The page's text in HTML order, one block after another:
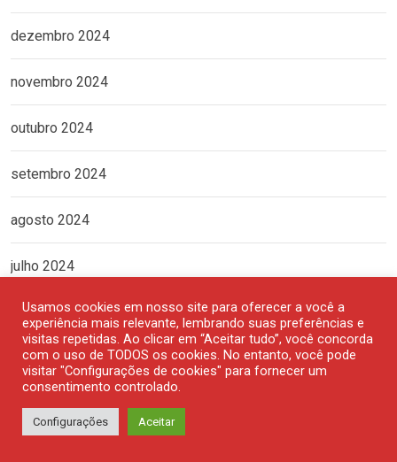
dezembro 2024
novembro 2024
outubro 2024
setembro 2024
agosto 2024
julho 2024
junho 2024
maio 2024
abril 2024
Usamos cookies em nosso site para oferecer a você a
experiência mais relevante, lembrando suas preferências e
visitas repetidas. Ao clicar em “Aceitar tudo”, você concorda
com o uso de TODOS os cookies. No entanto, você pode
visitar "Configurações de cookies" para fornecer um
consentimento controlado.
Configurações Aceitar